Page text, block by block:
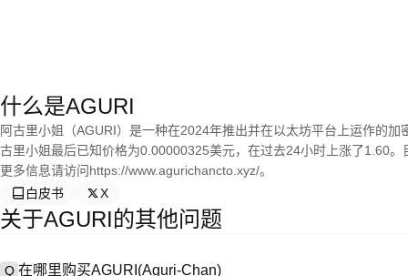
什么是AGURI
阿古里小姐（AGURI）是一种在2024年推出并在以太坊平台上运作的
古里小姐最后已知价格为0.00000325美元，在过去24小时上涨了1.60
更多信息请访问https://www.agurichancto.xyz/。
白皮书
X
关于AGURI的其他问题
Q 在哪里购买AGURI(Aguri-Chan)